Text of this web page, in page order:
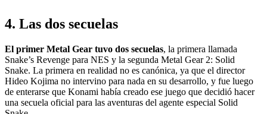
4. Las dos secuelas
El primer Metal Gear tuvo dos secuelas, la primera llamada
Snake’s Revenge para NES y la segunda Metal Gear 2: Solid
Snake. La primera en realidad no es canónica, ya que el director
Hideo Kojima no intervino para nada en su desarrollo, y fue luego
de enterarse que Konami había creado ese juego que decidió hacer
una secuela oficial para las aventuras del agente especial Solid